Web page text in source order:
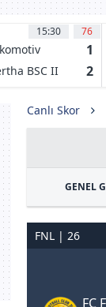
15:30 76
1
BSC II 2
Canlı Skor
GENEL
FNL | 26
FC